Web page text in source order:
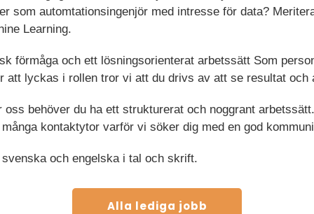
som automtationsingenjör med intresse för data?
Learning.
förmåga och ett lösningsorienterat arbetssätt Som
att lyckas i rollen tror vi att du drivs av att se resultat och
behöver du ha ett strukturerat och noggrant
kontaktytor varför vi söker dig med en god
och engelska i tal och skrift.
Alla lediga jobb